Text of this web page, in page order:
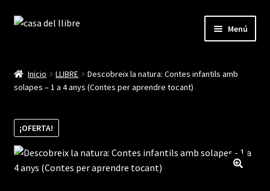
Ir
navegación
Ir
Menú
Blog
Cistella
Finalitzar compra
Inicio LLIBRE
Descobreix la natura: Contes infantils amb
solapes – 1 a 4 anys (Contes per aprendre tocant)
¡OFERTA!